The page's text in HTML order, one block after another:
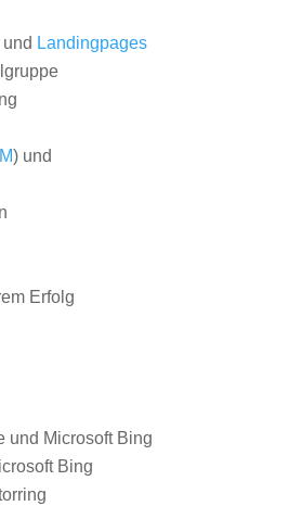
Landingpages
) und
Erfolg
und Microsoft Bing
Bing